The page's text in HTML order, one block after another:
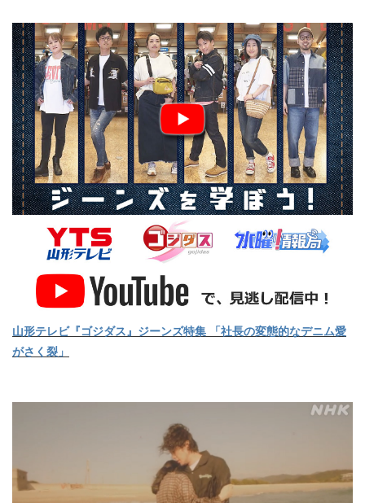
山形テレビ『ゴジダス』ジーンズ特集 「社長の変態的なデニム愛
がさく裂」